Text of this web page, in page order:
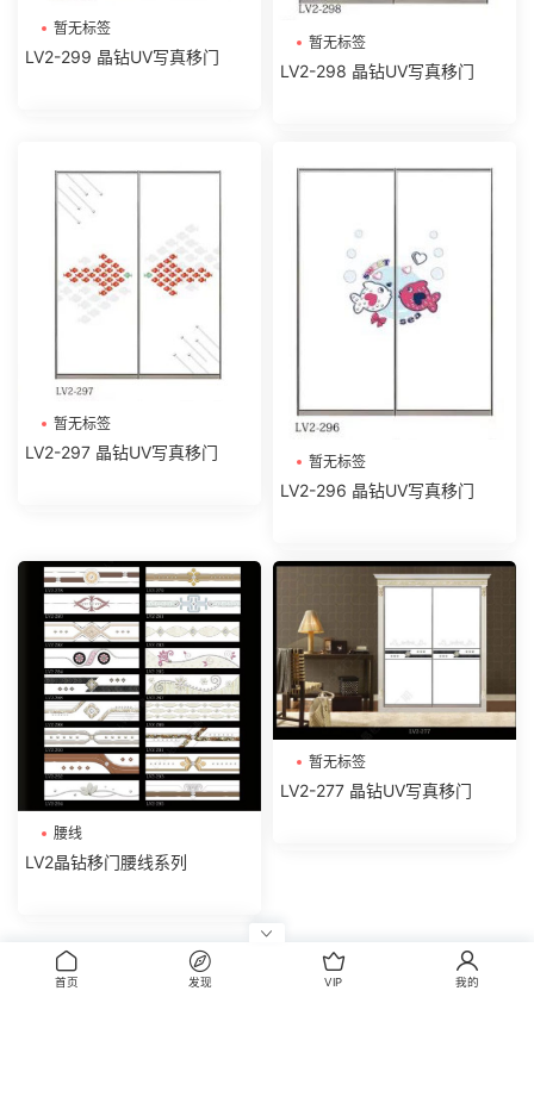
暂无标签
LV2-299 晶钻UV写真移门
暂无标签
LV2-298 晶钻UV写真移门
暂无标签
LV2-297 晶钻UV写真移门
暂无标签
LV2-296 晶钻UV写真移门
腰线
LV2晶钻移门腰线系列
暂无标签
LV2-277 晶钻UV写真移门
评论
首页 发现 VIP 我的